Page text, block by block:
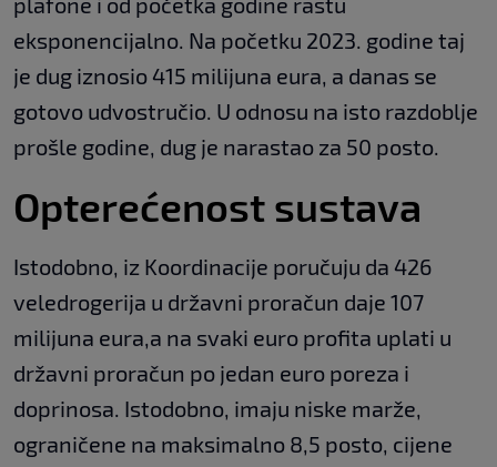
eksponencijalno. Na početku 2023. godine taj
je dug iznosio 415 milijuna eura, a danas se
gotovo udvostručio. U odnosu na isto razdoblje
prošle godine, dug je narastao za 50 posto.
Opterećenost sustava
Istodobno, iz Koordinacije poručuju da 426
veledrogerija u državni proračun daje 107
milijuna eura,a na svaki euro profita uplati u
državni proračun po jedan euro poreza i
doprinosa. Istodobno, imaju niske marže,
ograničene na maksimalno 8,5 posto, cijene